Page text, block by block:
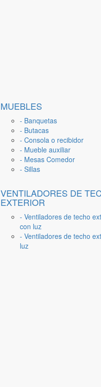
MUEBLES
- Banquetas
- Butacas
- Consola o recibidor
- Mueble auxiliar
- Mesas Comedor
- Sillas
VENTILADORES DE
EXTERIOR
- Ventiladores de techo
con luz
- Ventiladores de techo
luz